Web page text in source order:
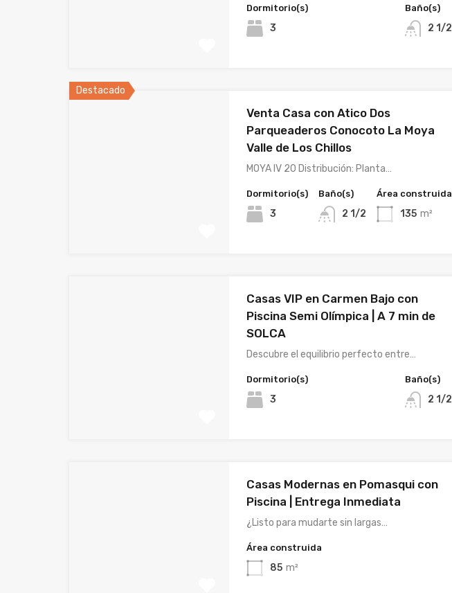
Dormitorio(s)
3
Baño(s)
2 1/2
Destacado
Venta Casa con Atico Dos
Parqueaderos Conocoto La Moya
Valle de Los Chillos
MOYA IV 20 Distribución: Planta…
Dormitorio(s)
3
Baño(s)
2 1/2
Área construida
135 m²
Casas VIP en Carmen Bajo con
Piscina Semi Olímpica | A 7 min de
SOLCA
Descubre el equilibrio perfecto entre…
Dormitorio(s)
3
Baño(s)
2 1/2
Casas Modernas en Pomasqui con
Piscina | Entrega Inmediata
¿Listo para mudarte sin largas…
Área construida
85 m²